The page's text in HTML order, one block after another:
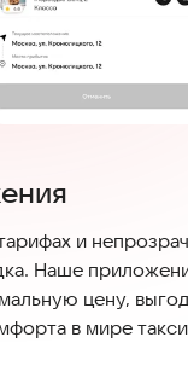
и
Наше
цену,
в мире